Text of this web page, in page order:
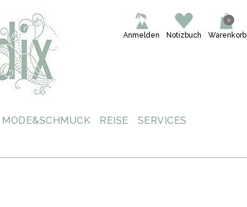
Warenkorb
0
Notizbuch
Anmelden
MODE&SCHMUCK REISE SERVICES